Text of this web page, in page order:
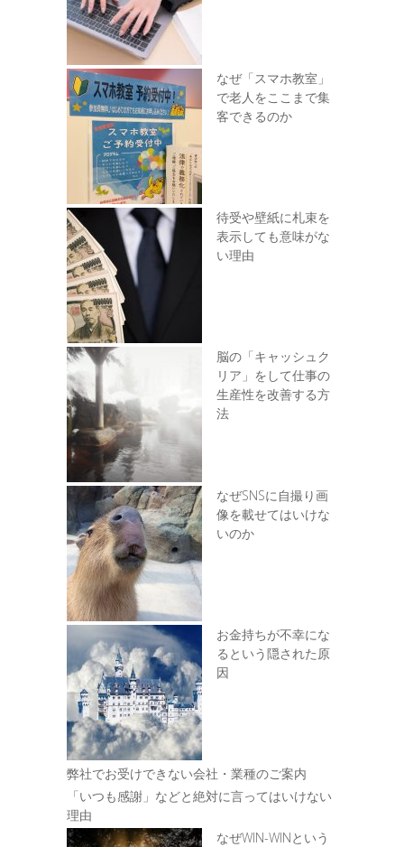
なぜ「スマホ教室」
で老人をここまで集
客できるのか
待受や壁紙に札束を
表示しても意味がな
い理由
脳の「キャッシュク
リア」をして仕事の
生産性を改善する方
法
なぜSNSに自撮り画
像を載せてはいけな
いのか
お金持ちが不幸にな
るという隠された原
因
弊社でお受けできない会社・業種のご案内
「いつも感謝」などと絶対に言ってはいけない
理由
なぜWIN-WINという